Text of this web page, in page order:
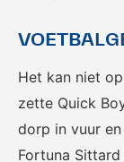
Rinus
Het kan niet
zette Quick
dorp in vuur
Fortuna